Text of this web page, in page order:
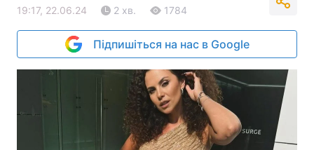
19:17, 22.06.24 2 хв. 1784
Підпишіться на нас в Google